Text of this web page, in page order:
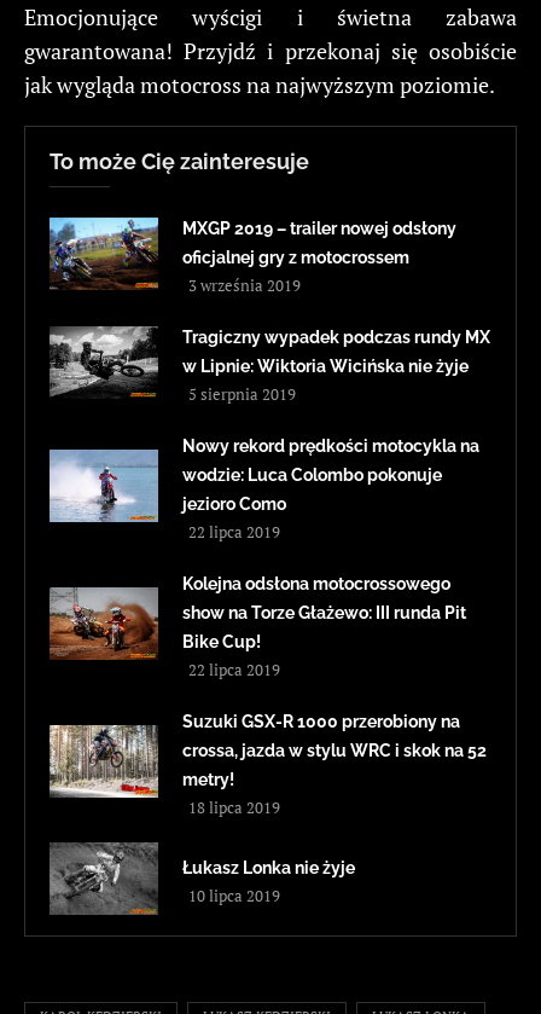
Emocjonujące wyścigi i świetna zabawa
gwarantowana! Przyjdź i przekonaj się osobiście
jak wygląda motocross na najwyższym poziomie.
To może Cię zainteresuje
MXGP 2019 – trailer nowej odsłony
oficjalnej gry z motocrossem
3 września 2019
Tragiczny wypadek podczas rundy MX
w Lipnie: Wiktoria Wicińska nie żyje
5 sierpnia 2019
Nowy rekord prędkości motocykla na
wodzie: Luca Colombo pokonuje
jezioro Como
22 lipca 2019
Kolejna odsłona motocrossowego
show na Torze Głażewo: III runda Pit
Bike Cup!
22 lipca 2019
Suzuki GSX-R 1000 przerobiony na
crossa, jazda w stylu WRC i skok na 52
metry!
18 lipca 2019
Łukasz Lonka nie żyje
10 lipca 2019